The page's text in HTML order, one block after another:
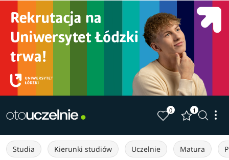
0 1
Studia Kierunki studiów Uczelnie Matura